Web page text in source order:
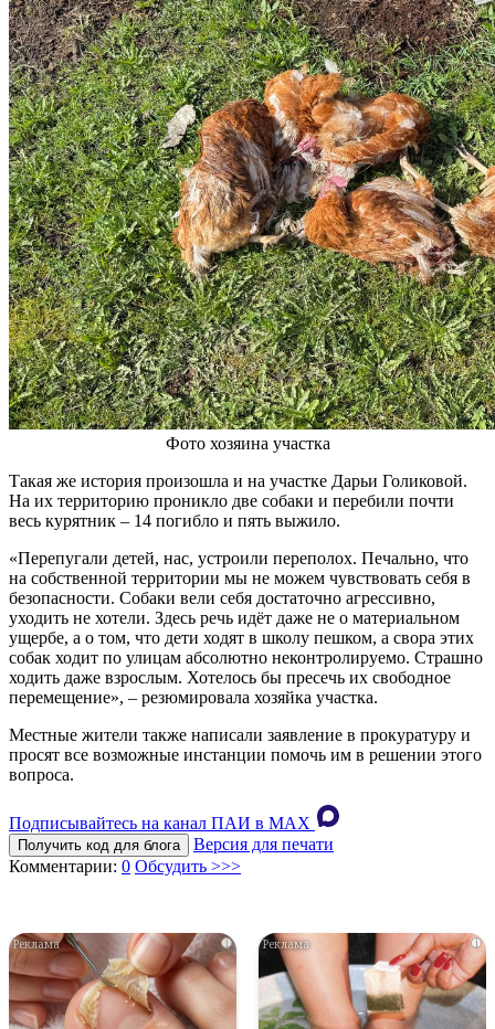
Фото хозяина участка
Такая же история произошла и на участке Дарьи Голиковой.
На их территорию проникло две собаки и перебили почти
весь курятник – 14 погибло и пять выжило.
«Перепугали детей, нас, устроили переполох. Печально, что
на собственной территории мы не можем чувствовать себя в
безопасности. Собаки вели себя достаточно агрессивно,
уходить не хотели. Здесь речь идёт даже не о материальном
ущербе, а о том, что дети ходят в школу пешком, а свора этих
собак ходит по улицам абсолютно неконтролируемо. Страшно
ходить даже взрослым. Хотелось бы пресечь их свободное
перемещение», – резюмировала хозяйка участка.
Местные жители также написали заявление в прокуратуру и
просят все возможные инстанции помочь им в решении этого
вопроса.
Подписывайтесь на канал ПАИ в MAХ
Получить код для блога
Версия для печати
Комментарии: 0 Обсудить >>>
i i